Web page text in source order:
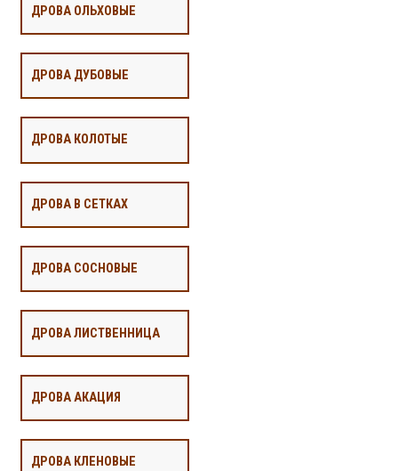
ДРОВА ОЛЬХОВЫЕ
ДРОВА ДУБОВЫЕ
ДРОВА КОЛОТЫЕ
ДРОВА В СЕТКАХ
ДРОВА СОСНОВЫЕ
ДРОВА ЛИСТВЕННИЦА
ДРОВА АКАЦИЯ
ДРОВА КЛЕНОВЫЕ